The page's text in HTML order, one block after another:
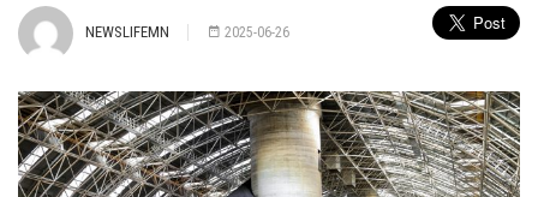
NEWSLIFEMN 2025-06-26